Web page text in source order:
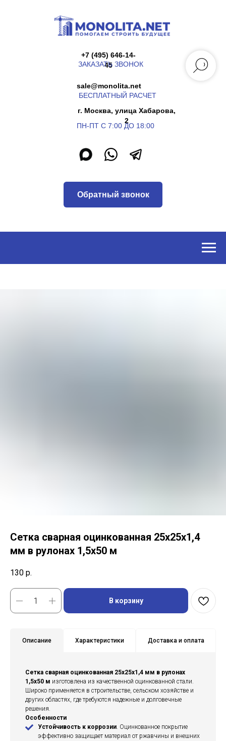
г. Москва, улица Хабарова,
ПН-ПТ С 7:00 ДО 18:00
45
ЗАКАЗАТЬ ЗВОНОК
БЕСПЛАТНЫЙ РАСЧЕТ
Сетка сварная оцинкованная 25х25х1,4
мм в рулонах 1,5х50 м
130 р.
В корзину
Описание Характеристики Доставка и оплата
Сетка сварная оцинкованная 25х25х1,4 мм в рулонах
1,5х50 м изготовлена из качественной оцинкованной стали.
Широко применяется в строительстве, сельском хозяйстве и
других областях, где требуются надежные и долговечные
решения.
Особенности
Устойчивость к коррозии. Оцинкованное покрытие
эффективно защищает материал от ржавчины и внешних